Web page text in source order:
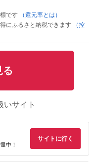
です
（還元率とは）
にふるさと納税できます
（控
る
いサイト
中！
サイトに行く